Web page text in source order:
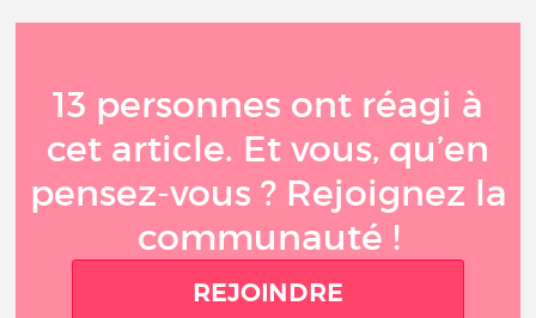
13 personnes ont réagi à
cet article. Et vous, qu’en
pensez-vous ? Rejoignez la
communauté !
REJOINDRE